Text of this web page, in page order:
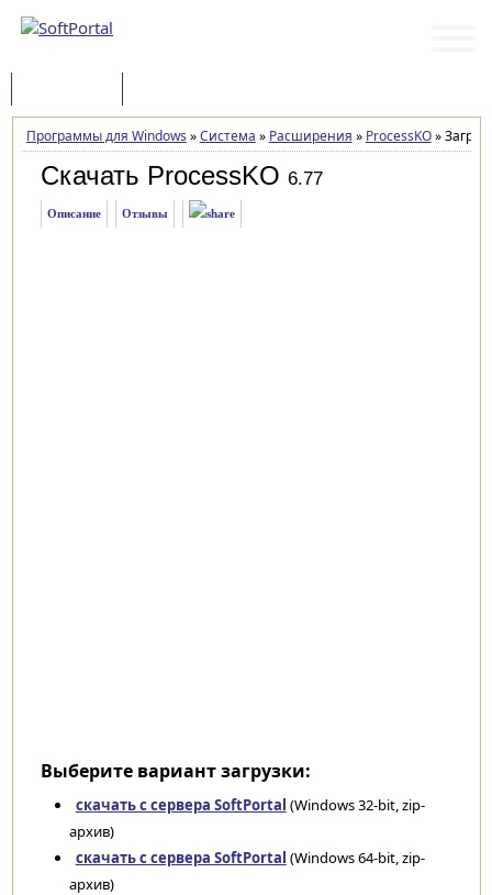
Программы для Windows »Система » Расширения » ProcessKO»
Скачать ProcessKO 6.77
Описание Отзывы
Выберите вариант загрузки:
скачать с сервера SoftPortal (Windows 32-bit, zip-
архив)
скачать с сервера SoftPortal (Windows 64-bit, zip-
архив)